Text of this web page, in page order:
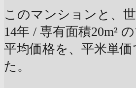
このマンションと、
14年 / 専有面積20m²
平均価格を、平米単
た。